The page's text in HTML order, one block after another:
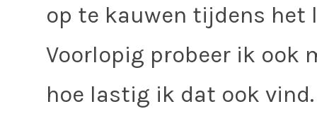
op te kauwen tijdens het
Voorlopig probeer ik ook
hoe lastig ik dat ook vind.